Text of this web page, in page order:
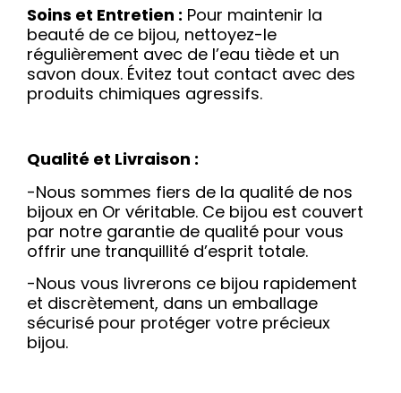
Soins et Entretien : Pour maintenir la
beauté de ce bijou, nettoyez-le
régulièrement avec de l’eau tiède et un
savon doux. Évitez tout contact avec des
produits chimiques agressifs.
Qualité et Livraison :
-Nous sommes fiers de la qualité de nos
bijoux en Or véritable. Ce bijou est couvert
par notre garantie de qualité pour vous
offrir une tranquillité d’esprit totale.
-Nous vous livrerons ce bijou rapidement
et discrètement, dans un emballage
sécurisé pour protéger votre précieux
bijou.